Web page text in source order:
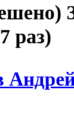
раз)